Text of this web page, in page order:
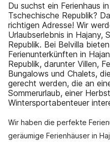
Du suchst ein Ferienhaus
Tschechische Republik?
richtigen Adresse! Wir
Urlaubserlebnis in Hajany,
Republik. Bei Belvilla
Ferienunterkünften in
Republik, darunter Villen,
Bungalows und Chalets,
gerecht werden, die an
Sommerurlaub, einer
Wintersportabenteuer
Wir haben die perfekte
geräumige Ferienhäuser in